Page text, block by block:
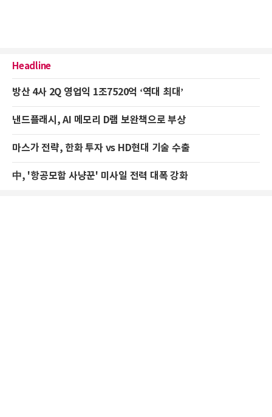
Headline
방산 4사 2Q 영업익 1조7520억 ‘역대 최대’
낸드플래시, AI 메모리 D램 보완책으로 부상
마스가 전략, 한화 투자 vs HD현대 기술 수출
中, '항공모함 사냥꾼' 미사일 전력 대폭 강화